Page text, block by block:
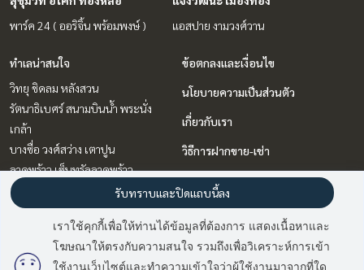
มี2คนกำลังดูประกาศนี้
พาร์ค 24 ( ออริจิ้น พร้อมพงษ์ )
แอสปาย งามวงศ์วาน
ทำเลน่าสนใจ
วิทยุ ชิดลม หลังสวน
รัตนาธิเบศร์ สนามบินน้ำ พระนั่ง
เกล้า
บางซื่อ วงศ์สว่าง เตาปูน
ลาดพร้าว เซ็นทรัลลาดพร้าว
แจ้งวัฒนะ เมืองทอง
พระราม 9 เพชรบุรีตัดใหม่ RCA
บางนา แบริ่ง ลาซาล
สุขุมวิท อโศก ทองหล่อ
ข้อตกลงและเงื่อนไข
นโยบายความเป็นส่วนตัว
เกี่ยวกับเรา
วิธีการฝากขาย-เช่า
ติดต่อ
เราใช้คุกกี้เพื่อให้ท่านได้ข้อมูลที่ต้องการ แสดงเนื้อหาและ
โฆษณาให้ตรงกับความสนใจ รวมถึงเพื่อวิเคราะห์การเข้า
ใช้งานเว็บไซต์และทำความเข้าใจว่าผู้ใช้งานมาจากที่ใด
รับทราบและปิดแถบนี้ลง